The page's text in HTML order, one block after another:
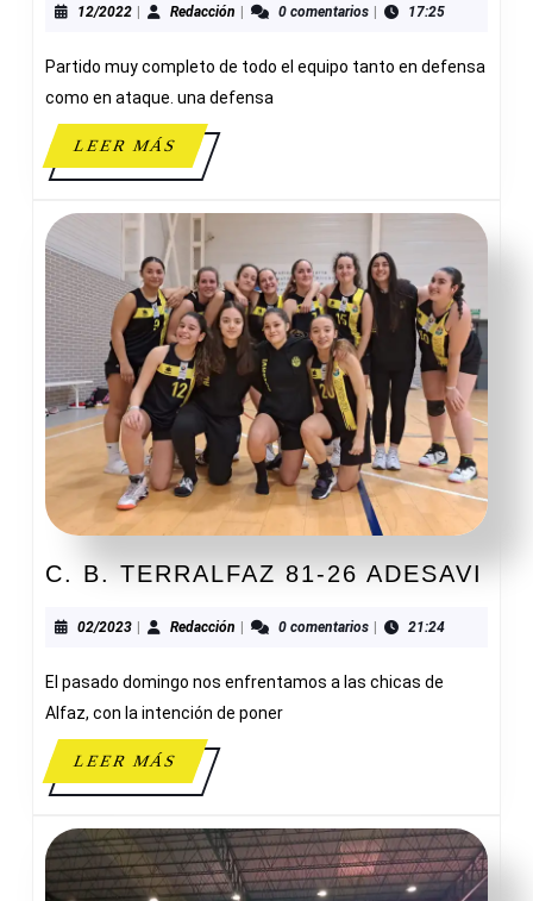
16-
ADESAVI
12/202212/2022Redacción Redacción0 comentarios 17:25
Partido muy completo de todo el equipo tanto en defensa
como en ataque. una defensa
LEER MÁSLEER
MÁS
C. B. TERRALFAZ 81-26 ADESAVI
02/202302/2023
| Redacción Redacción
| 0 comentarios | 21:24
El pasado domingo nos enfrentamos a las chicas de
Alfaz, con la intención de poner
LEER MÁSLEER
MÁS